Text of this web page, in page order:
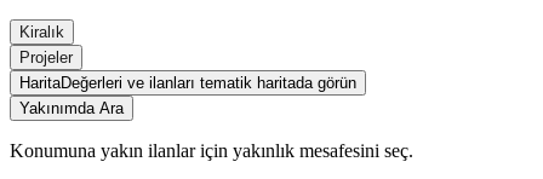
Kiralık
Projeler
HaritaDeğerleri ve ilanları tematik haritada görün
Yakınımda Ara
Konumuna yakın ilanlar için yakınlık mesafesini seç.